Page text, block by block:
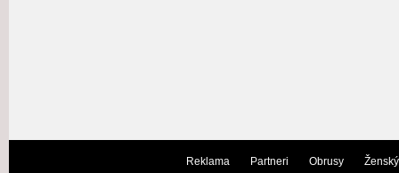
Reklama Partneri Obrusy